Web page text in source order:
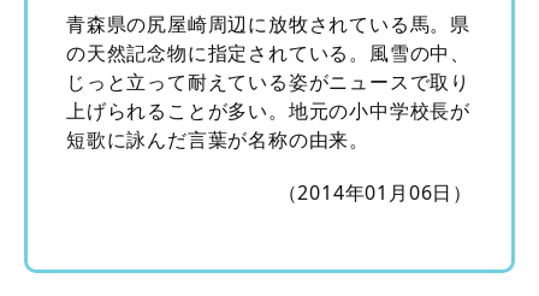
青森県の尻屋崎周辺に放牧されている馬。県
の天然記念物に指定されている。風雪の中、
じっと立って耐えている姿がニュースで取り
上げられることが多い。地元の小中学校長が
短歌に詠んだ言葉が名称の由来。
（2014年01月06日）